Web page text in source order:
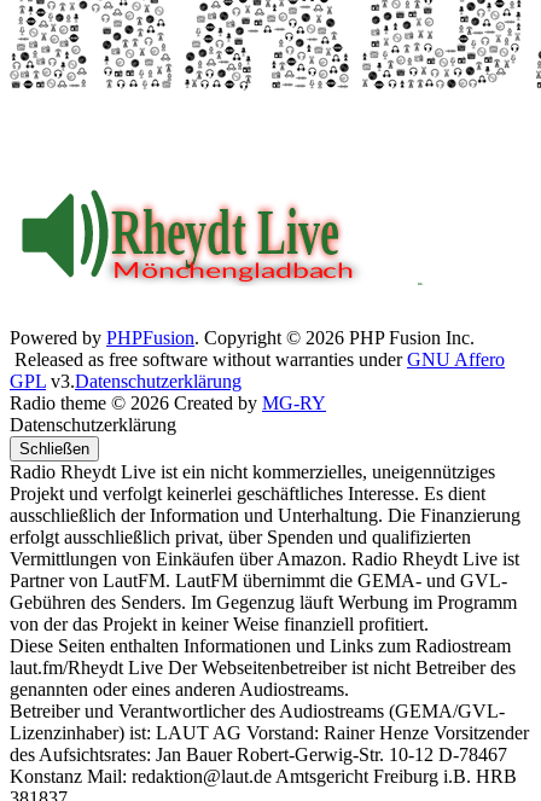
Powered by PHPFusion. Copyright © 2026 PHP Fusion Inc.
Released as free software without warranties underGNU Affero
GPL v3.Datenschutzerklärung
Radio theme © 2026 Created by MG-RY
Datenschutzerklärung
Schließen
Radio Rheydt Live ist ein nicht kommerzielles, uneigennütziges
Projekt und verfolgt keinerlei geschäftliches Interesse. Es dient
ausschließlich der Information und Unterhaltung. Die Finanzierung
erfolgt ausschließlich privat, über Spenden und qualifizierten
Vermittlungen von Einkäufen über Amazon. Radio Rheydt Live ist
Partner von LautFM. LautFM übernimmt die GEMA- und GVL-
Gebühren des Senders. Im Gegenzug läuft Werbung im Programm
von der das Projekt in keiner Weise finanziell profitiert.
Diese Seiten enthalten Informationen und Links zum Radiostream
laut.fm/Rheydt Live Der Webseitenbetreiber ist nicht Betreiber des
genannten oder eines anderen Audiostreams.
Betreiber und Verantwortlicher des Audiostreams (GEMA/GVL-
Lizenzinhaber) ist: LAUT AG Vorstand: Rainer Henze Vorsitzender
des Aufsichtsrates: Jan Bauer Robert-Gerwig-Str. 10-12 D-78467
Konstanz Mail: redaktion@laut.de Amtsgericht Freiburg i.B. HRB